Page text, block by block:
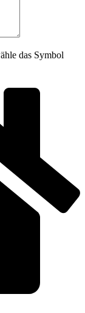
das Symbol